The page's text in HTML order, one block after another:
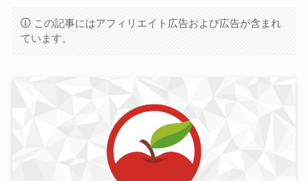
この記事にはアフィリエイト広告および広告が含まれ
ています。